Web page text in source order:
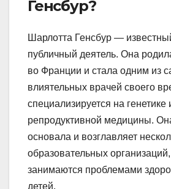
Генсбур?
Шарлотта Генсбур —
публичный деятель. Она
во Франции и стала одним из
влиятельных врачей своего
специализируется на генетике
репродуктивной медицины.
основала и возглавляет
образовательных
занимаются проблемами
детей.